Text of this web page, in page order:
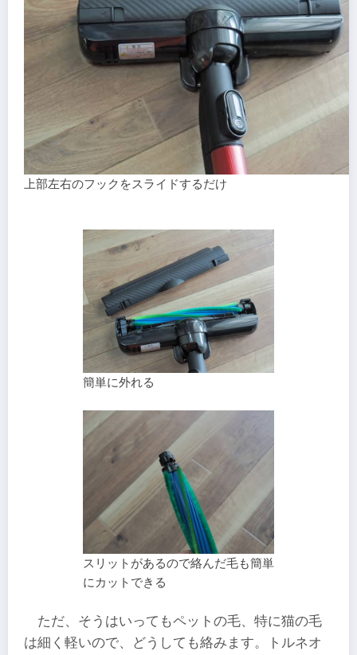
上部左右のフックをスライドするだけ
簡単に外れる
スリットがあるので絡んだ毛も簡単
にカットできる
ただ、そうはいってもペットの毛、特に猫の毛
は細く軽いので、どうしても絡みます。トルネオ